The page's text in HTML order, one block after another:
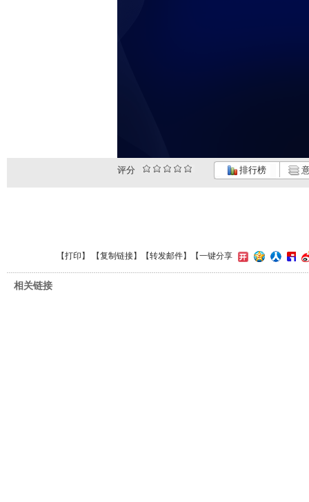
评分 排行榜
【打印 】 【复制链接】【转发邮件】 【一键分享
相关链接